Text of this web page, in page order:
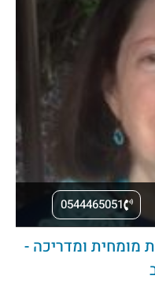
0544465051
מומחית ומדריכה -